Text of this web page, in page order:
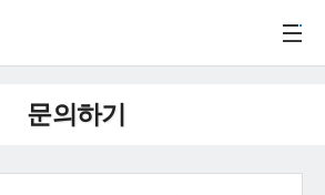
문의하기